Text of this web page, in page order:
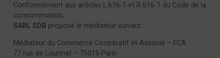
Conformément aux articles L.616‑1 et R.616‑1 du Code de la
consommation,
SARL SDB propose le médiateur suivant :
Médiateur du Commerce Coopératif et Associé – FCA
77 rue de Lourmel – 75015 Paris